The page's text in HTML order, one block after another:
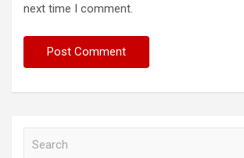
next time I comment.